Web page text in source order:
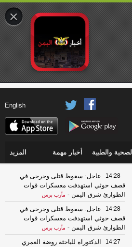
English
الصحية والطبية أخبار مهمة المزيد
14:28
عاجل: سقوط قتلى وجرحى في
قصف حوثي استهدفت معسكرات قوات
الطوارئ شرق اليمن - مأرب برس
14:28
عاجل: سقوط قتلى وجرحى في
قصف حوثي استهدفت معسكرات قوات
الطوارئ شرق اليمن - مأرب برس
14:27
الدكتوراه للباحثة روضة العمري
×